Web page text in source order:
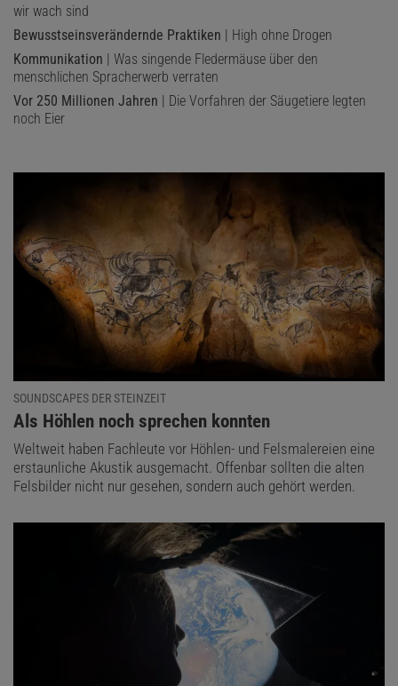
wir wach sind
Bewusstseinsverändernde Praktiken | High ohne Drogen
Kommunikation | Was singende Fledermäuse über den
menschlichen Spracherwerb verraten
Vor 250 Millionen Jahren | Die Vorfahren der Säugetiere legten
noch Eier
SOUNDSCAPES DER STEINZEIT
:
Als Höhlen noch sprechen konnten
Weltweit haben Fachleute vor Höhlen- und Felsmalereien eine
erstaunliche Akustik ausgemacht. Offenbar sollten die alten
Felsbilder nicht nur gesehen, sondern auch gehört werden.